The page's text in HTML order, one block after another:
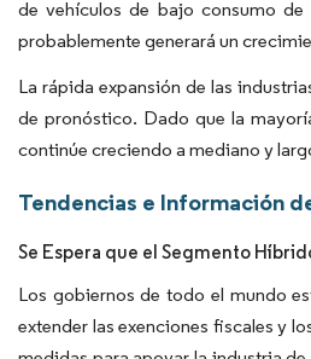
de vehículos de bajo consumo
probablemente generará un
La rápida expansión de las
de pronóstico. Dado que la
continúe creciendo a mediano y
Tendencias e Información
Se Espera que el Segmento
Los gobiernos de todo el mundo
extender las exenciones fiscales y